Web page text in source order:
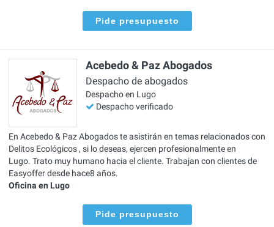
Pide presupuesto
Acebedo & Paz Abogados
Despacho de abogados
Despacho en Lugo
Despacho verificado
En Acebedo & Paz Abogados te asistirán en temas relacionados con
Delitos Ecológicos , si lo deseas, ejercen profesionalmente en
Lugo. Trato muy humano hacia el cliente. Trabajan con clientes de
Easyoffer desde hace8 años.
Oficina en Lugo
Pide presupuesto